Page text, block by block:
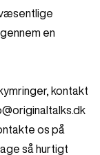
en
kontakt
os på
så hurtigt